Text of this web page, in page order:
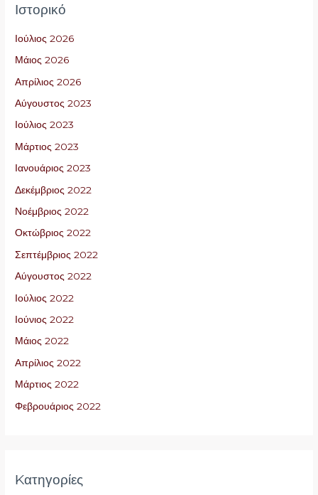
Ιστορικό
Ιούλιος 2026
Μάιος 2026
Απρίλιος 2026
Αύγουστος 2023
Ιούλιος 2023
Μάρτιος 2023
Ιανουάριος 2023
Δεκέμβριος 2022
Νοέμβριος 2022
Οκτώβριος 2022
Σεπτέμβριος 2022
Αύγουστος 2022
Ιούλιος 2022
Ιούνιος 2022
Μάιος 2022
Απρίλιος 2022
Μάρτιος 2022
Φεβρουάριος 2022
Kατηγορίες